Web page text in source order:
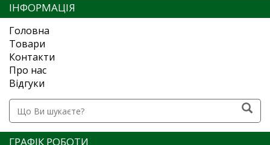
ІНФОРМАЦІЯ
Головна
Товари
Контакти
Про нас
Відгуки
ГРАФІК РОБОТИ